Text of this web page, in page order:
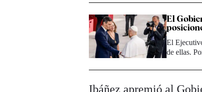
El
El
de ellas.
Ibáñez apremió al